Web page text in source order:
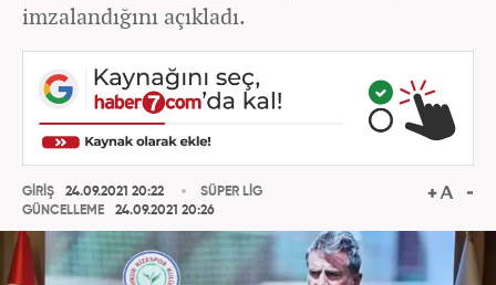
imzalandığını açıkladı.
GİRİŞ
24.09.2021 20:22
GÜNCELLEME
24.09.2021 20:26
SÜPER LİG